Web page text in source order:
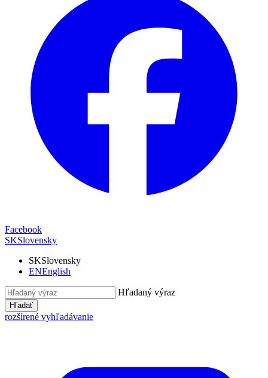
Facebook
SKSlovensky
SKSlovensky
ENEnglish
Hľadaný výraz
Hľadať
rozšírené vyhľadávanie